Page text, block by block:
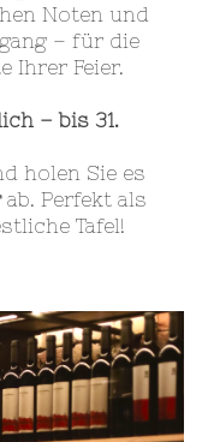
Noten und
– für die
Ihrer Feier.
– bis 31.
holen Sie es
ab. Perfekt als
Tafel!